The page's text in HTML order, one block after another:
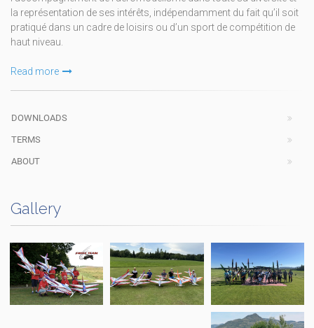
la représentation de ses intérêts, indépendamment du fait qu’il soit
pratiqué dans un cadre de loisirs ou d’un sport de compétition de
haut niveau.
Read more
DOWNLOADS
TERMS
ABOUT
Gallery